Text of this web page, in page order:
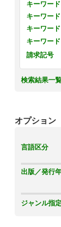
キーワード
キーワー
キーワー
キーワード
請求記号
検索結果一
オプション
言語区分
出版／発行
ジャンル指定